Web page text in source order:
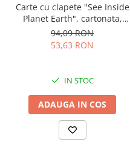
Carte cu clapete "See Inside
Planet Earth", cartonata,
Usborne
94,09 RON
53,63 RON
IN STOC
ADAUGA IN COS